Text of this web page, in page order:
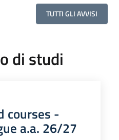
TUTTI GLI AVVISI
di studi
courses -
a.a. 26/27